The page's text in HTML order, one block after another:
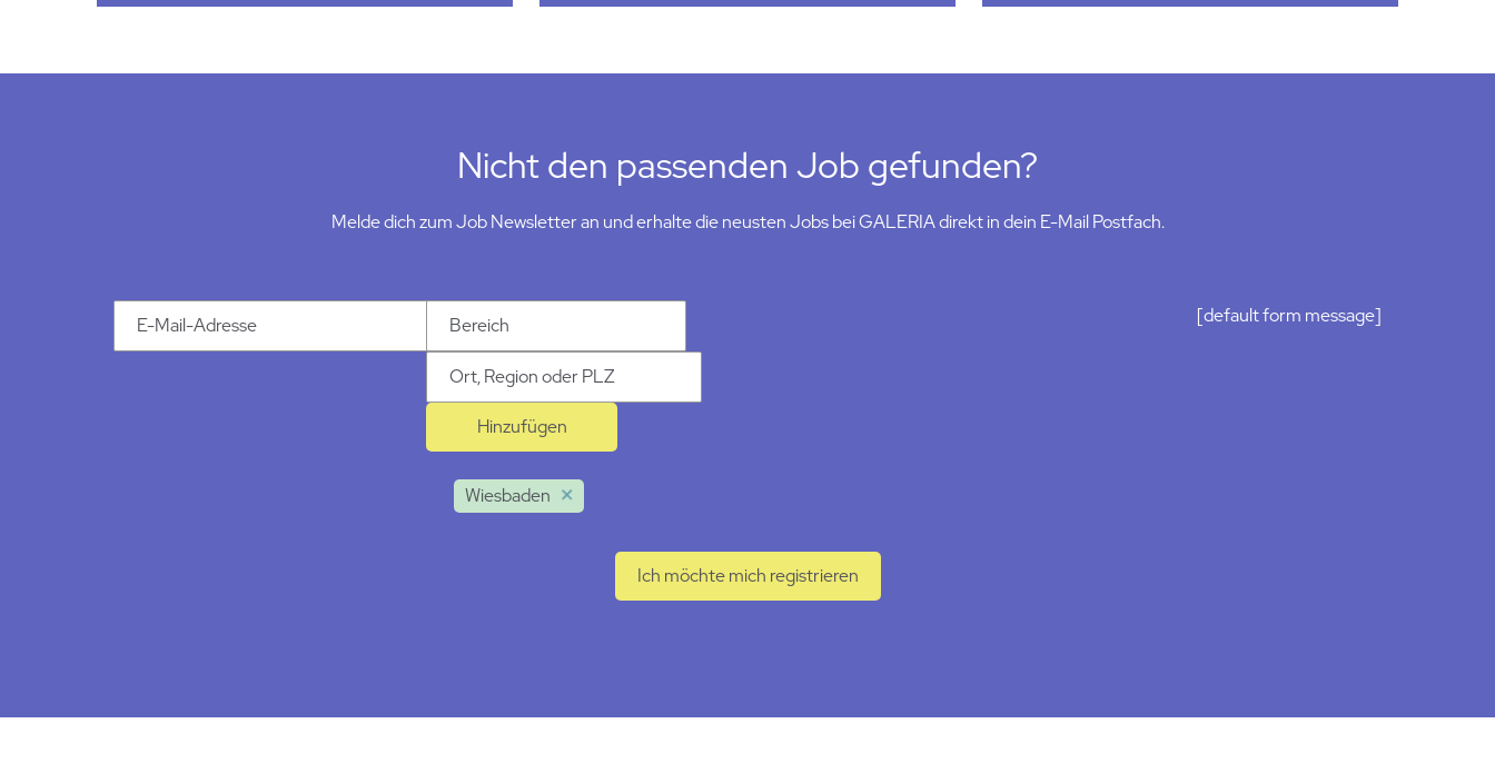
Nicht den passenden Job gefunden?
Melde dich zum Job Newsletter an und erhalte die neusten Jobs bei GALERIA direkt in dein E-Mail Postfach.
Email Addresse Kategorie
Ort
Hinzufügen
Wiesbaden
[default form message]
Ich möchte mich registrieren